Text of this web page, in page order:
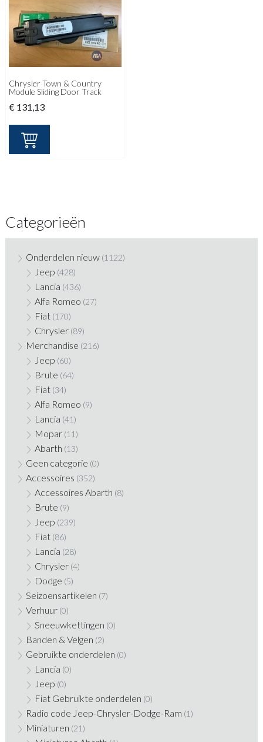
Chrysler Town & Country
Module Sliding Door Track
€ 131,13
Categorieën
Onderdelen nieuw (1122)
Jeep (428)
Lancia (436)
Alfa Romeo (27)
Fiat (170)
Chrysler (89)
Merchandise (216)
Jeep (60)
Brute (64)
Fiat (34)
Alfa Romeo (9)
Lancia (41)
Mopar (11)
Abarth (13)
Geen categorie (0)
Accessoires (352)
Accessoires Abarth (8)
Brute (9)
Jeep (239)
Fiat (86)
Lancia (28)
Chrysler (4)
Dodge (5)
Seizoensartikelen (7)
Verhuur (0)
Sneeuwkettingen (0)
Banden & Velgen (2)
Gebruikte onderdelen (0)
Lancia (0)
Jeep (0)
Fiat Gebruikte onderdelen (0)
Radio code Jeep-Chrysler-Dodge-Ram (1)
Miniaturen (21)